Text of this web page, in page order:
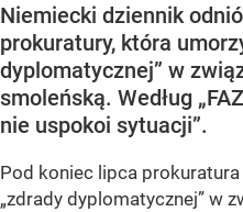
Niemiecki dziennik
prokuratury, która
dyplomatycznej” w
smoleńską. Według
nie uspokoi sytuacji”.
Pod koniec lipca
„zdrady dyplomatycznej” w